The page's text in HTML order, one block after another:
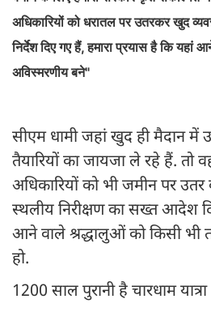
अधिकारियों को धरातल पर उतरकर खुद
निर्देश दिए गए हैं, हमारा प्रयास है कि यहां
अविस्मरणीय बने"
सीएम धामी जहां खुद ही मैदान में
तैयारियों का जायजा ले रहे हैं. तो
अधिकारियों को भी जमीन पर उतर
स्थलीय निरीक्षण का सख्त आदेश
आने वाले श्रद्धालुओं को किसी भी
हो.
1200 साल पुरानी है चारधाम यात्रा